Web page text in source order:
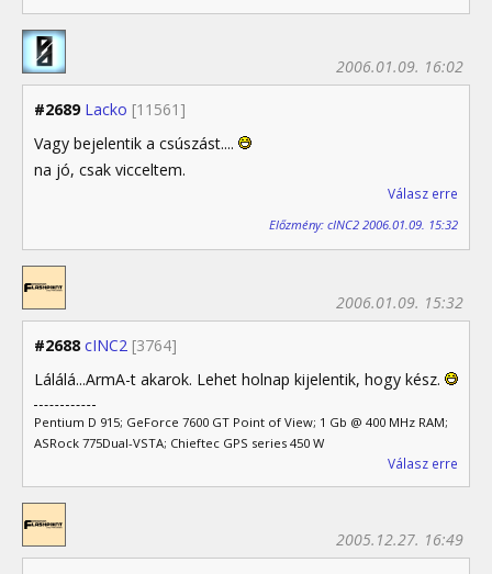
#2689 Lacko [11561]
2006.01.09. 16:02
Vagy bejelentik a csúszást....
na jó, csak vicceltem.
Válasz erre
Előzmény: cINC2 2006.01.09. 15:32
#2688 cINC2 [3764]
2006.01.09. 15:32
Lálálá...ArmA-t akarok. Lehet holnap kijelentik, hogy kész.
Pentium D 915; GeForce 7600 GT Point of View; 1 Gb @ 400 MHz RAM;
ASRock 775Dual-VSTA; Chieftec GPS series 450 W
Válasz erre
2005.12.27. 16:49